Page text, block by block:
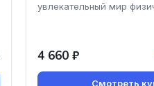
увлекательный мир
4 660 ₽
Смотреть